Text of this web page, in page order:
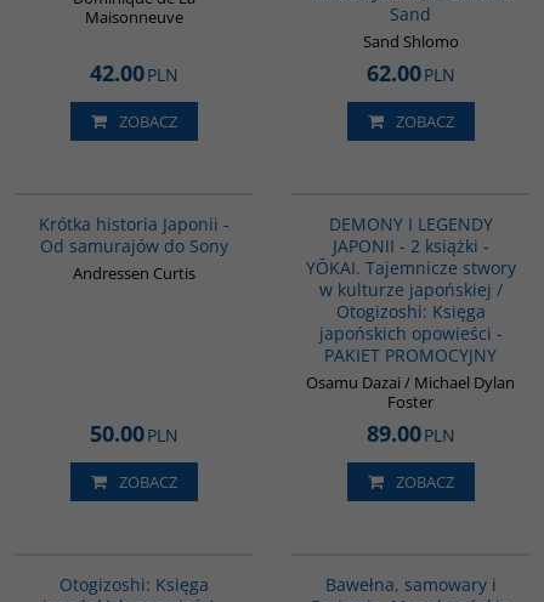
Maisonneuve
42.00PLN
ZOBACZ
Sand
Sand Shlomo
62.00PLN
ZOBACZ
Krótka historia Japonii -
Od samurajów do Sony
Andressen Curtis
50.00PLN
ZOBACZ
DEMONY I LEGENDY
JAPONII - 2 książki -
YŌKAI. Tajemnicze stwory
w kulturze japońskiej /
Otogizoshi: Księga
japońskich opowieści -
PAKIET PROMOCYJNY
Osamu Dazai / Michael Dylan
Foster
89.00PLN
ZOBACZ
Otogizoshi: Księga
Bawełna, samowary i